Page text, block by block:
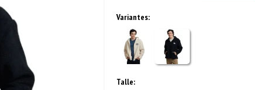
Variantes:
Talle: